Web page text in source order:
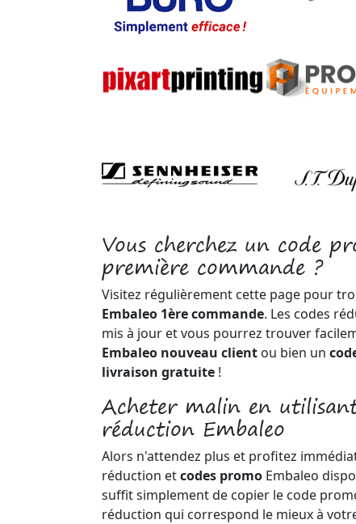
Vous cherchez un code
première commande ?
Visitez régulièrement cette page pour
Embaleo 1ère commande. Les codes
mis à jour et vous pourrez trouver
Embaleo nouveau client ou bien un
livraison gratuite !
Acheter malin en
réduction Embaleo
Alors n'attendez plus et profitez
réduction etcodes promo Embaleo
suffit simplement de copier le code
réduction qui correspond le mieux à